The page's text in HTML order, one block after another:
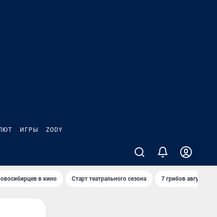
ИГРЫ ZODY
в кино Старт театрального сезона 7 грибов августа